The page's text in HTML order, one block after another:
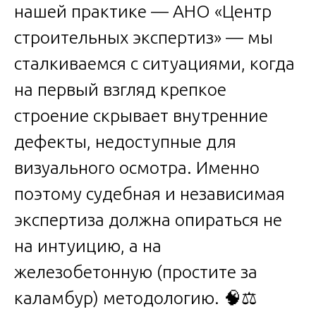
нашей практике — АНО «Центр
строительных экспертиз» — мы
сталкиваемся с ситуациями, когда
на первый взгляд крепкое
строение скрывает внутренние
дефекты, недоступные для
визуального осмотра. Именно
поэтому судебная и независимая
экспертиза должна опираться не
на интуицию, а на
железобетонную (простите за
каламбур) методологию. 🧠⚖️